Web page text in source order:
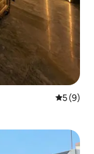
5 (9)